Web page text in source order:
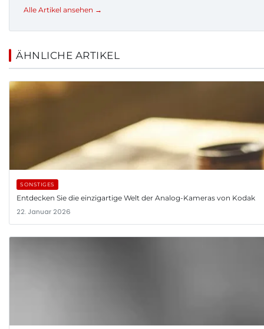
Alle Artikel ansehen →
ÄHNLICHE ARTIKEL
SONSTIGES
Entdecken Sie die einzigartige Welt der Analog-Kameras von Kodak
22. Januar 2026